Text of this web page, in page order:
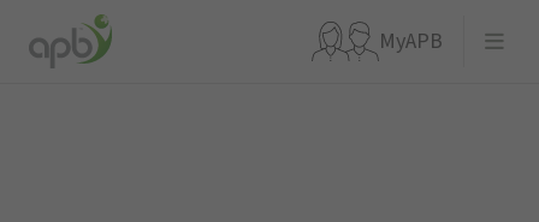
MyAPB